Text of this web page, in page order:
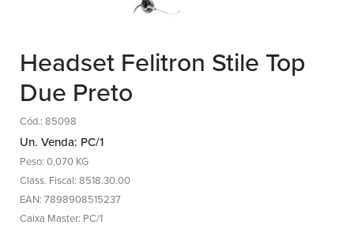
Headset Felitron Stile Top
Due Preto
Cód.: 85098
Un. Venda: PC/1
Peso: 0,070 KG
Class. Fiscal: 8518.30.00
EAN: 7898908515237
Caixa Master: PC/1